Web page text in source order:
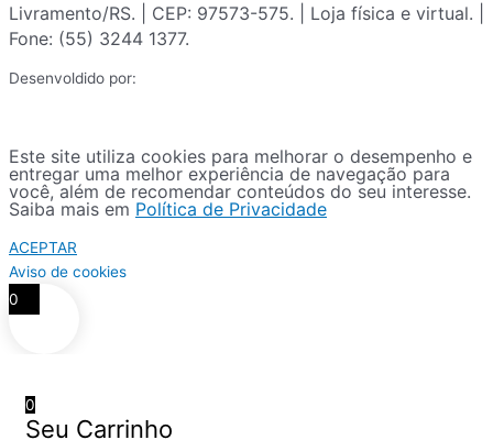
Livramento/RS. | CEP: 97573-575. | Loja física e virtual. |
Fone: (55) 3244 1377.
Desenvoldido por:
Este site utiliza cookies para melhorar o desempenho e
entregar uma melhor experiência de navegação para
você, além de recomendar conteúdos do seu interesse.
Saiba mais em Política de Privacidade
ACEPTAR
Aviso de cookies
0
0
Seu Carrinho